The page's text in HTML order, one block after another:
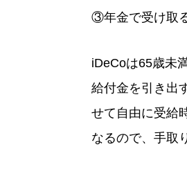
③年金で受け取
iDeCoは65歳未
給付金を引き出
せて自由に受給
なるので、手取